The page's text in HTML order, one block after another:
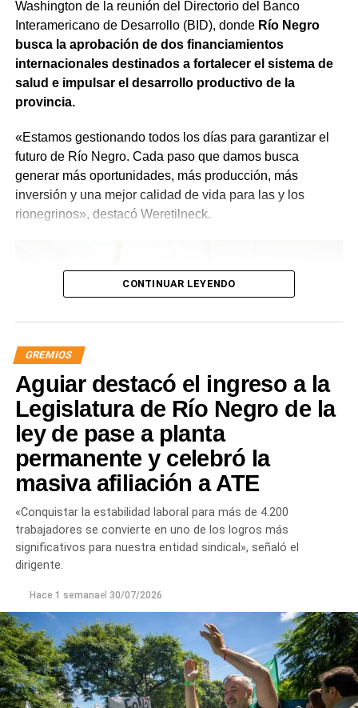
que quienes estén trabajando en el Estado sean los
mejores», expresó.
Washington de la reunión del Directorio del Banco
Interamericano de Desarrollo (BID), donde Río Negro
busca la aprobación de dos financiamientos
internacionales destinados a fortalecer el sistema de
salud e impulsar el desarrollo productivo de la
provincia.
«Estamos gestionando todos los días para garantizar el
futuro de Río Negro. Cada paso que damos busca
generar más oportunidades, más producción, más
inversión y una mejor calidad de vida para las y los
rionegrinos», destacó Weretilneck.
Las gestiones ante el BID comprenden un crédito de
85 millones de dólares destinado a ampliar la
producción, incorporar nuevas áreas bajo riegoy
fortalecer la capacidad de la provincia para enfrentar los
CONTINUAR LEYENDO
GREMIOS
Aguiar destacó el ingreso a la
Legislatura de Río Negro de la
ley de pase a planta
permanente y celebró la
masiva afiliación a ATE
«Conquistar la estabilidad laboral para más de 4.200
trabajadores se convierte en uno de los logros más
significativos para nuestra entidad sindical», señaló el
dirigente.
Hace 1 semanael 30/07/2026